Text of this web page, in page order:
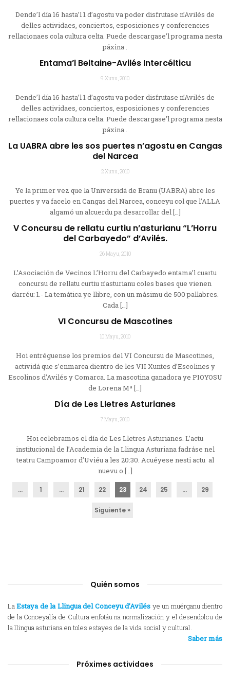
Dende’l día 16 hasta’l 1 d’agostu va poder disfrutase n’Avilés de
delles actividaes, conciertos, esposiciones y conferencies
rellacionaes cola cultura celta. Puede descargase’l programa nesta
páxina .
Entama’l Beltaine-Avilés Intercélticu
9 Xunu, 2010
Dende’l día 16 hasta’l 1 d’agostu va poder disfrutase n’Avilés de
delles actividaes, conciertos, esposiciones y conferencies
rellacionaes cola cultura celta. Puede descargase’l programa nesta
páxina .
La UABRA abre les sos puertes n’agostu en Cangas
del Narcea
2 Xunu, 2010
Ye la primer vez que la Universidá de Branu (UABRA) abre les
puertes y va facelo en Cangas del Narcea, conceyu col que l’ALLA
algamó un alcuerdu pa desarrollar del […]
V Concursu de rellatu curtiu n’asturianu “L’Horru
del Carbayedo” d’Avilés.
26 Mayu, 2010
L’Asociación de Vecinos L’Horru del Carbayedo entama’l cuartu
concursu de rellatu curtiu n’asturianu coles bases que vienen
darréu: 1.- La temática ye llibre, con un másimu de 500 pallabres.
Cada […]
VI Concursu de Mascotines
10 Mayu, 2010
Hoi entréguense los premios del VI Concursu de Mascotines,
actividá que s’enmarca dientro de les VII Xuntes d’Escolines y
Escolinos d’Avilés y Comarca. La mascotina ganadora ye PIOYOSU
de Lorena Mª […]
Día de Les Lletres Asturianes
7 Mayu, 2010
Hoi celebramos el día de Les Lletres Asturianes. L’actu
institucional de l’Academia de la Llingua Asturiana fadráse nel
teatru Campoamor d’Uviéu a les 20:30. Acuéyese nesti actu al
nuevu o […]
... 1 … 21 22 23 24 25 … 29
Siguiente »
Quién somos
LaEstaya de la Llingua del Conceyu d’Avilés ye un muérganu dientro
de la Conceyalía de Cultura enfotáu na normalización y el desendolcu de
la llingua asturiana en toles estayes de la vida social y cultural.
Saber más
Próximes actividaes